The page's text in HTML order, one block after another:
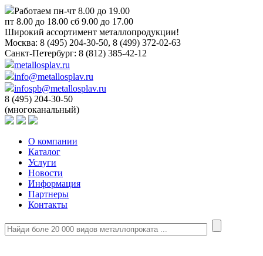
Работаем пн-чт 8.00 до 19.00
пт 8.00 до 18.00 сб 9.00 до 17.00
Широкий ассортимент металлопродукции!
Москва: 8 (495) 204-30-50, 8 (499) 372-02-63
Санкт-Петербург: 8 (812) 385-42-12
metallosplav.ru
info@metallosplav.ru
infospb@metallosplav.ru
8 (495) 204-30-50
(многоканальный)
О компании
Каталог
Услуги
Новости
Информация
Партнеры
Контакты